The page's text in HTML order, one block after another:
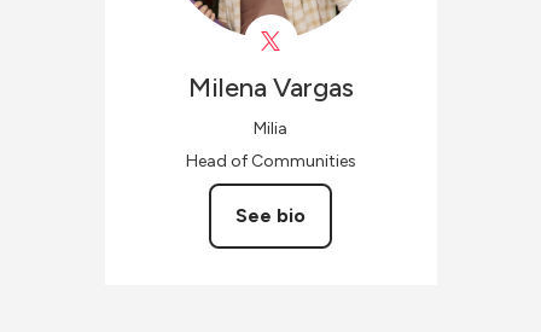
Milena Vargas
Milia
Head of Communities
See bio